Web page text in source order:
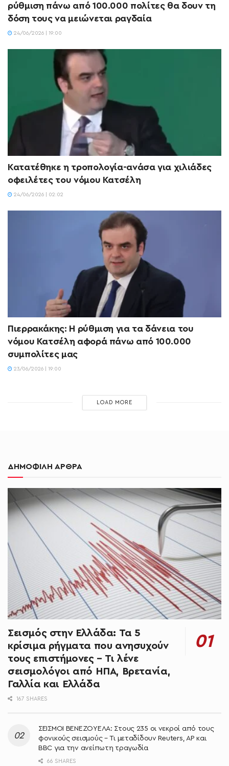
ρύθμιση πάνω από 100.000 πολίτες θα δουν τη
δόση τους να μειώνεται ραγδαία
24/06/2026 | 19:00
Κατατέθηκε η τροπολογία-ανάσα για χιλιάδες
οφειλέτες του νόμου Κατσέλη
24/06/2026 | 02:02
Πιερρακάκης: Η ρύθμιση για τα δάνεια του
νόμου Κατσέλη αφορά πάνω από 100.000
συμπολίτες μας
23/06/2026 | 19:00
LOAD MORE
ΔΗΜΟΦΙΛΗ ΑΡΘΡΑ
Σεισμός στην Ελλάδα: Τα 5
κρίσιμα ρήγματα που ανησυχούν
τους επιστήμονες – Τι λένε
σεισμολόγοι από ΗΠΑ, Βρετανία,
Γαλλία και Ελλάδα
167 SHARES
ΣΕΙΣΜΟΙ ΒΕΝΕΖΟΥΕΛΑ: Στους 235 οι νεκροί από τους
φονικούς σεισμούς – Τι μεταδίδουν Reuters, AP και
BBC για την ανείπωτη τραγωδία
66 SHARES